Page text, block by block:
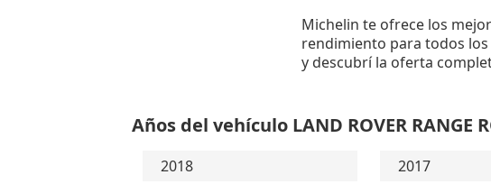
Michelin te ofrece los
rendimiento para todos los
y descubrí la oferta
Años del vehículo LAND ROVER RANGE
2018 2017